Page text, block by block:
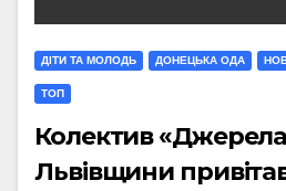
ДІТИ ТА МОЛОДЬ ДОНЕЦЬКА ОДА
ТОП
Колектив «Джерела
Львівщини